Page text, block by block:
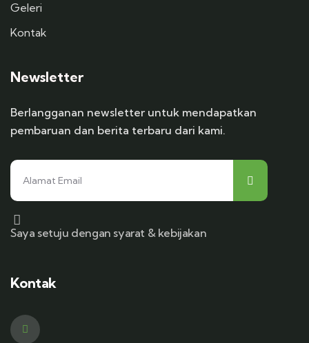
Geleri
Kontak
Newsletter
Berlangganan newsletter untuk mendapatkan
pembaruan dan berita terbaru dari kami.
Saya setuju dengan syarat & kebijakan
Kontak